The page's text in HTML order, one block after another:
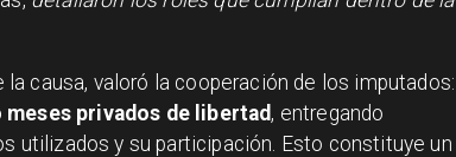
la causa, valoró la cooperación de los imputados:
privados de libertad , entregando
utilizados y su participación. Esto constituye un